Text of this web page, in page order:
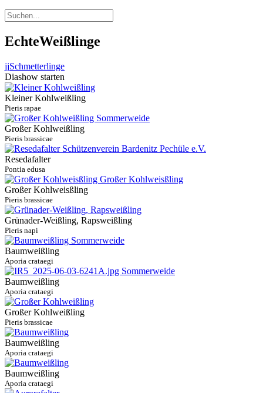
EchteWeißlinge
jjSchmetterlinge
Diashow starten
Kleiner Kohlweißling
Pieris rapae
Großer Kohlweißling
Pieris brassicae
Resedafalter
Pontia edusa
Großer Kohlweisßling
Pieris brassicae
Grünader-Weißling, Rapsweißling
Pieris napi
Baumweißling
Aporia crataegi
Baumweißling
Aporia crataegi
Großer Kohlweißling
Pieris brassicae
Baumweißling
Aporia crataegi
Baumweißling
Aporia crataegi